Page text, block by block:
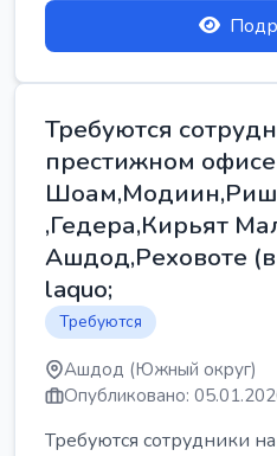
Требуются
престижном
,Гедера,Кирьят
Ашдод,Реховоте
laquo;
Требуются
Ашдод (Южный округ)
Опубликовано:
Требуются сотрудники